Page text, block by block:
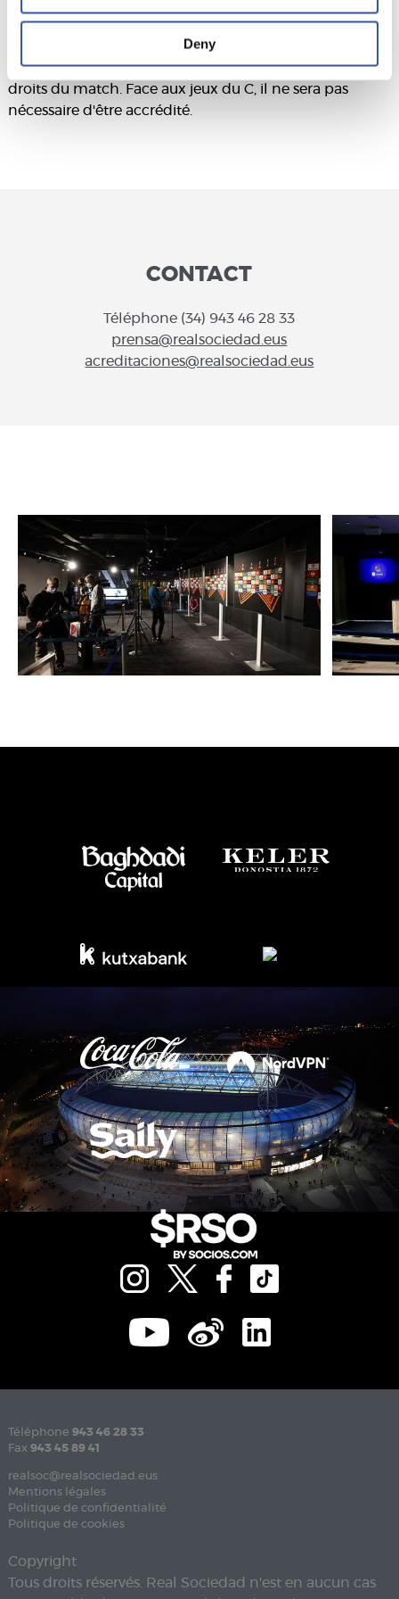
Deny
installations de Zubieta, dans le cas de l’equipe
féminine, au guichet aménagé au z7. En cas de match
télévisé, veuillez contacter l'opérateur qui détient les
droits du match. Face aux jeux du C, il ne sera pas
nécessaire d'être accrédité.
CONTACT
Téléphone (34) 943 46 28 33
prensa@realsociedad.eus
acreditaciones@realsociedad.eus
Téléphone 943 46 28 33
Fax 943 45 89 41
realsoc@realsociedad.eus
Mentions légales
Politique de confidentialité
Politique de cookies
Copyright
Tous droits réservés. Real Sociedad n'est en aucun cas